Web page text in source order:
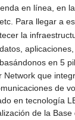
en línea, en
Para llegar a
la
en 5
Network que
de
en tecnología
de la